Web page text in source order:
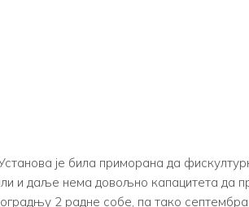
је била приморана да
и даље нема довољно капацитета да
2 радне собе, па тако